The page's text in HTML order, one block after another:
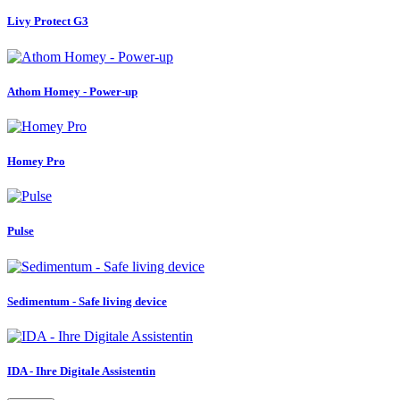
Livy Protect G3
Athom Homey - Power-up
Homey Pro
Pulse
Sedimentum - Safe living device
IDA - Ihre Digitale Assistentin